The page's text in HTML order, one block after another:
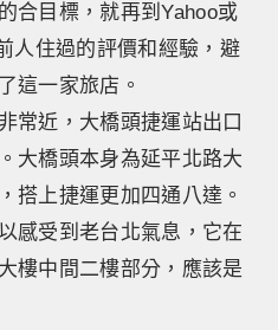
合目標，就再到Yahoo或
人住過的評價和經驗，避
這一家旅店。
常近，大橋頭捷運站出口
大橋頭本身為延平北路大
搭上捷運更加四通八達。
感受到老台北氣息，它在
樓中間二樓部分，應該是